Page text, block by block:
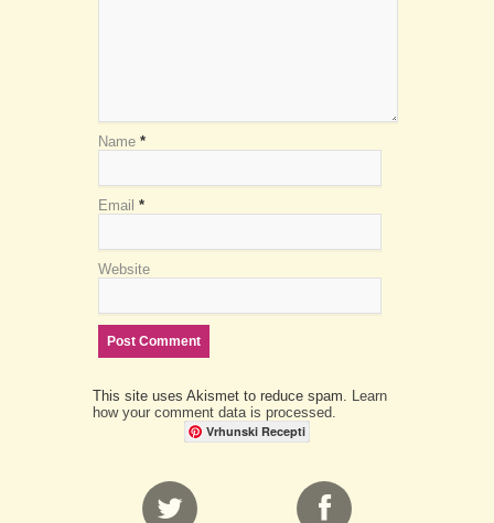
Name *
Email *
Website
This site uses Akismet to reduce spam. Learn
how your comment data is processed.
Vrhunski Recepti